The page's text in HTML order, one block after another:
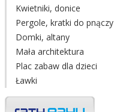
Kwietniki, donice
Pergole, kratki do pnączy
Domki, altany
Mała architektura
Plac zabaw dla dzieci
Ławki